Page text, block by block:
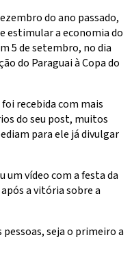
do ano passado,
estimular a economia do
5 de setembro, no dia
do Paraguai à Copa do
recebida com mais
do seu post, muitos
para ele já divulgar
um vídeo com a festa da
a vitória sobre a
seja o primeiro a